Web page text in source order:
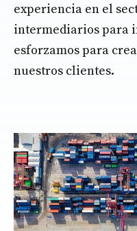
experiencia en el
intermediarios para
esforzamos para
nuestros clientes.